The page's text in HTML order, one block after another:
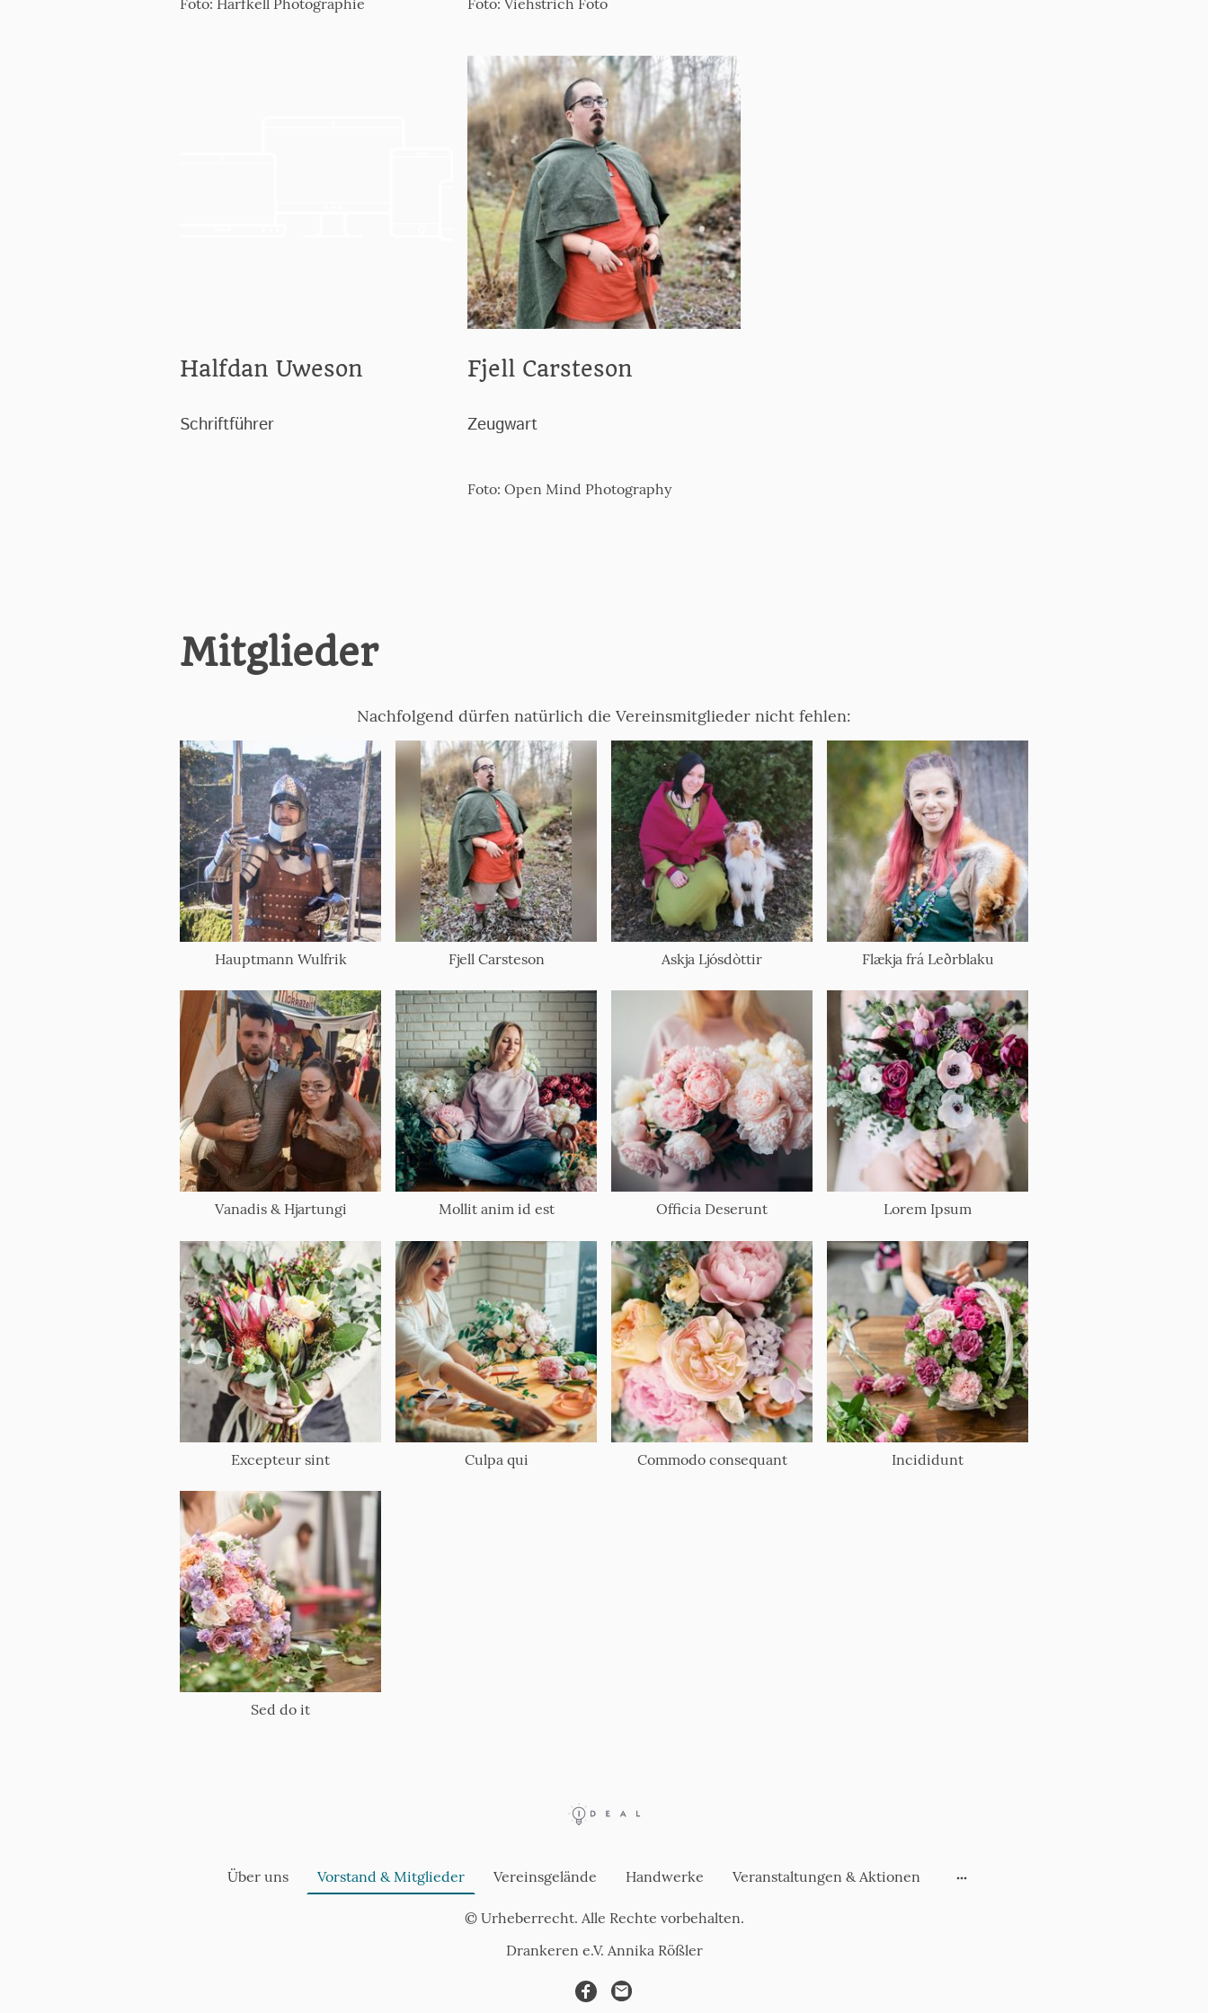
Halfdan Uweson
Schriftführer
Fjell Carsteson
Zeugwart
Foto: Open Mind Photography
Mitglieder
Nachfolgend dürfen natürlich die Vereinsmitglieder nicht fehlen:
Hauptmann Wulfrik Fjell Carsteson Askja Ljósdòttir Flækja frá Leðrblaku
Vanadis & Hjartungi Mollit anim id est Officia Deserunt Lorem Ipsum
Excepteur sint Culpa qui Commodo consequant Incididunt
Sed do it
Über uns Vorstand & Mitglieder Vereinsgelände Handwerke Veranstaltungen & Aktionen
© Urheberrecht. Alle Rechte vorbehalten.
Drankeren e.V. Annika Rößler